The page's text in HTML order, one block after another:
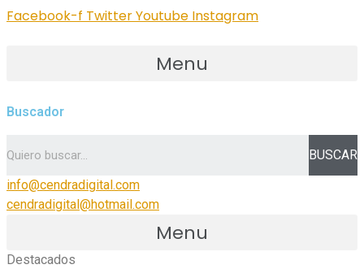
Facebook-f TwitterYoutube Instagram
Menu
Buscador
BUSCAR
info@cendradigital.com
cendradigital@hotmail.com
Menu
Destacados